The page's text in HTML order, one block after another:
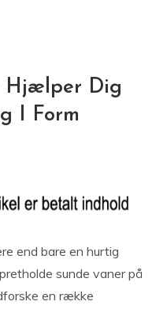
Hjælper Dig
I Form
end bare en hurtig
sunde vaner på
en række